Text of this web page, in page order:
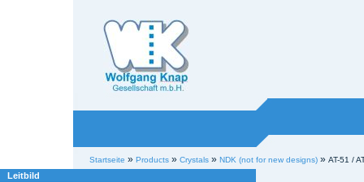
Sektionen
Benutzerspezifische
Werkzeuge
Startseite » Products » Crystals » NDK (not for new designs) » AT-51 /
Leitbild